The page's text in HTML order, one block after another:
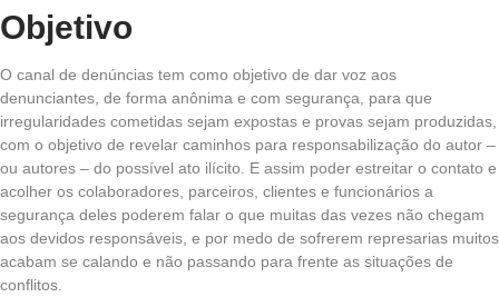
Objetivo
O canal de denúncias tem como objetivo de dar voz aos
denunciantes, de forma anônima e com segurança, para que
irregularidades cometidas sejam expostas e provas sejam produzidas,
com o objetivo de revelar caminhos para responsabilização do autor –
ou autores – do possível ato ilícito. E assim poder estreitar o contato e
acolher os colaboradores, parceiros, clientes e funcionários a
segurança deles poderem falar o que muitas das vezes não chegam
aos devidos responsáveis, e por medo de sofrerem represarias muitos
acabam se calando e não passando para frente as situações de
conflitos.